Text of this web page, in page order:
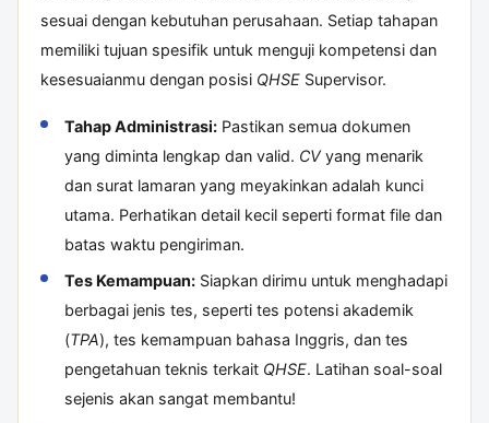
sesuai dengan kebutuhan perusahaan. Setiap tahapan
memiliki tujuan spesifik untuk menguji kompetensi dan
kesesuaianmu dengan posisi QHSE Supervisor.
Tahap Administrasi:Pastikan semua dokumen
yang diminta lengkap dan valid. CVyang menarik
dan surat lamaran yang meyakinkan adalah kunci
utama. Perhatikan detail kecil seperti format file dan
batas waktu pengiriman.
Tes Kemampuan:Siapkan dirimu untuk menghadapi
berbagai jenis tes, seperti tes potensi akademik
(TPA), tes kemampuan bahasa Inggris, dan tes
pengetahuan teknis terkait QHSE. Latihan soal-soal
sejenis akan sangat membantu!